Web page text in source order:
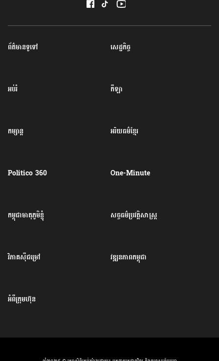
ព័ត៌មានទូទៅ សេដ្ឋកិច្ច
អប់រំ កីឡា
កម្សាន្ត អរិយធម៌ខ្មែរ
Politico 360 One-Minute
កម្ពុជាមាតុភូមិខ្ញុំ សច្ចធម៌ប្រវត្តិសាស្ត្រ
វិភាគសុីជម្រៅ វឌ្ឍនភាពកម្ពុជា
អំពីក្រុមហ៊ុន